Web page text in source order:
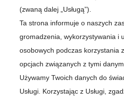
(zwaną dalej „Usługą”).
Ta strona informuje o naszych
gromadzenia, wykorzystywania i
osobowych podczas korzystania
opcjach związanych z tymi
Używamy Twoich danych do
Usługi. Korzystając z Usługi,